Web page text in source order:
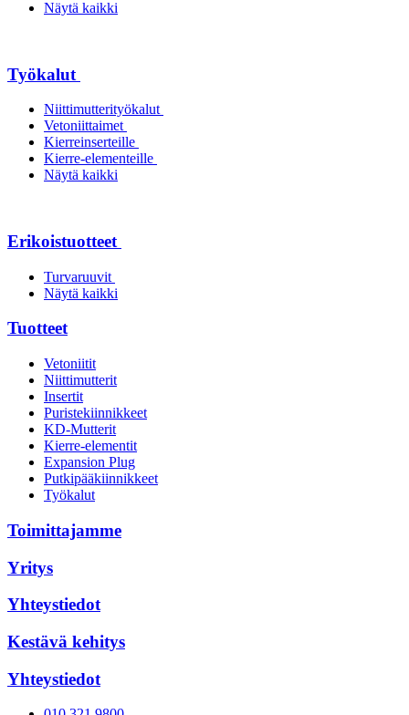
Näytä kaikki
Työkalut
Niittimutterityökalut
Vetoniittaimet
Kierreinserteille
Kierre-elementeille
Näytä kaikki
Erikoistuotteet
Turvaruuvit
Näytä kaikki
Tuotteet
Vetoniitit
Niittimutterit
Insertit
Puristekiinnikkeet
KD-Mutterit
Kierre-elementit
Expansion Plug
Putkipääkiinnikkeet
Työkalut
Toimittajamme
Yritys
Yhteystiedot
Kestävä kehitys
Yhteystiedot